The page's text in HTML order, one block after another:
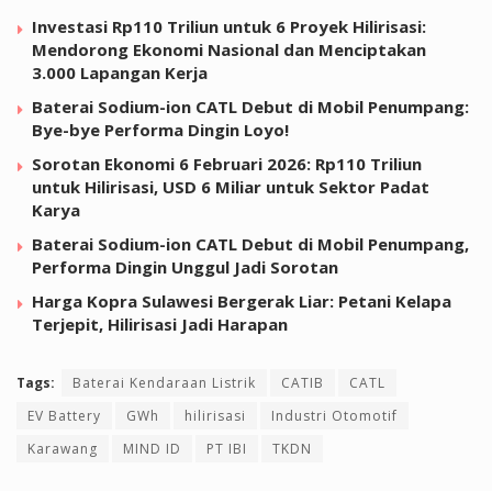
Investasi Rp110 Triliun untuk 6 Proyek Hilirisasi:
Mendorong Ekonomi Nasional dan Menciptakan
3.000 Lapangan Kerja
Baterai Sodium-ion CATL Debut di Mobil Penumpang:
Bye-bye Performa Dingin Loyo!
Sorotan Ekonomi 6 Februari 2026: Rp110 Triliun
untuk Hilirisasi, USD 6 Miliar untuk Sektor Padat
Karya
Baterai Sodium-ion CATL Debut di Mobil Penumpang,
Performa Dingin Unggul Jadi Sorotan
Harga Kopra Sulawesi Bergerak Liar: Petani Kelapa
Terjepit, Hilirisasi Jadi Harapan
Tags: Baterai Kendaraan Listrik CATIB
CATL
EV Battery
GWh hilirisasi
Industri Otomotif
Karawang
MIND ID PT IBI TKDN